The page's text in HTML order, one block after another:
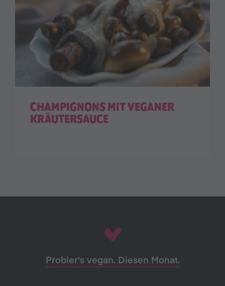
CHAMPIGNONS MIT VEGANER
KRÄUTERSAUCE
Probier's vegan. Diesen Monat.